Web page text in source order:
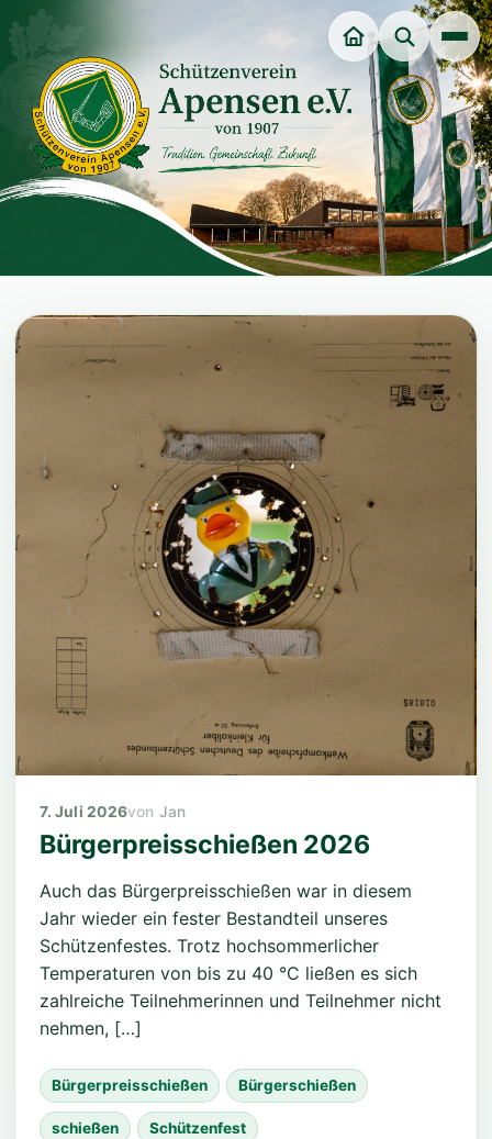
Unsere Würdenträger
Veranstaltungen
Jungschützenverein
Ergebnisse Pokalschießen 2025
7. Juli 2026 Jan
Bürgerpreisschießen 2026
Auch das Bürgerpreisschießen war in diesem
Jahr wieder ein fester Bestandteil unseres
Schützenfestes. Trotz hochsommerlicher
Temperaturen von bis zu 40 °C ließen es sich
zahlreiche Teilnehmerinnen und Teilnehmer nicht
nehmen, […]
Bürgerpreisschießen Bürgerschießen
schießen Schützenfest